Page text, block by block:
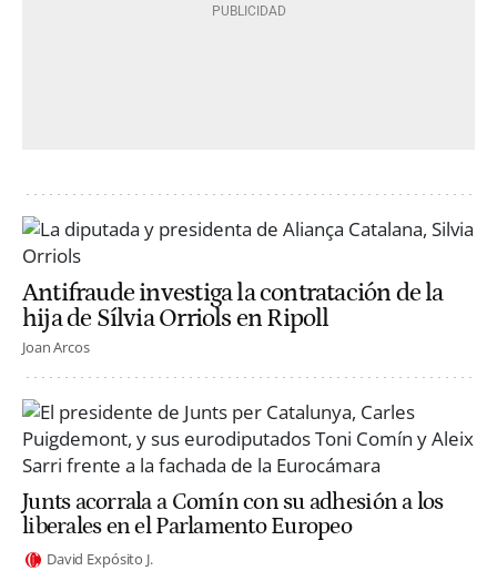
Antifraude investiga la contratación de la
hija de Sílvia Orriols en Ripoll
Joan Arcos
Junts acorrala a Comín con su adhesión a los
liberales en el Parlamento Europeo
David Expósito J.